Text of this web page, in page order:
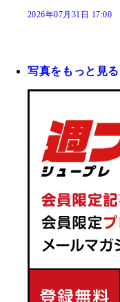
2026年07月31日 17:00
写真をもっと見る